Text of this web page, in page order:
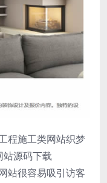
程施工类网站织梦
源码下载
站很容易吸引访客